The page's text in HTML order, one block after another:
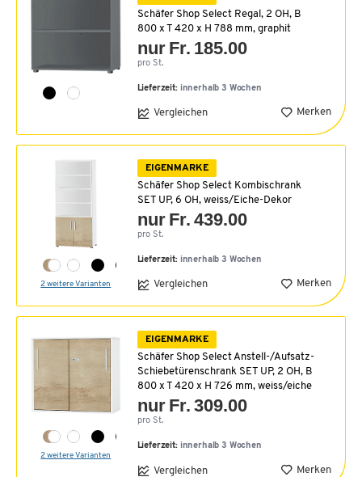
Schäfer Shop Select Regal, 2 OH, B
800 x T 420 x H 788 mm, graphit
nur Fr. 185.00
pro St.
Lieferzeit: innerhalb 3 Wochen
Vergleichen Merken
2 weitere Varianten
EIGENMARKE
Schäfer Shop Select Kombischrank
SET UP, 6 OH, weiss/Eiche-Dekor
nur Fr. 439.00
pro St.
Lieferzeit: innerhalb 3 Wochen
Vergleichen Merken
2 weitere Varianten
EIGENMARKE
Schäfer Shop Select Anstell-/Aufsatz-
Schiebetürenschrank SET UP, 2 OH, B
800 x T 420 x H 726 mm, weiss/eiche
nur Fr. 309.00
pro St.
Lieferzeit: innerhalb 3 Wochen
Vergleichen Merken